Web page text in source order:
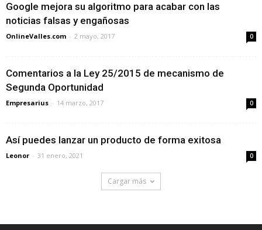
Google mejora su algoritmo para acabar con las
noticias falsas y engañosas
OnlineValles.com - 2 mayo, 2017 0
Comentarios a la Ley 25/2015 de mecanismo de
Segunda Oportunidad
Empresarius - 14 marzo, 2017 0
Así puedes lanzar un producto de forma exitosa
Leonor - 31 enero, 2021 0
Cargar más